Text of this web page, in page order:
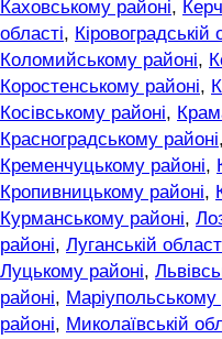
Каховському районі,
області, Кіровоградській
Коломийському районі,
Коростенському районі,
Косівському районі,
Красноградському районі,
Кременчуцькому районі,
Кропивницькому районі,
Курманському районі,
районі, Луганській
Луцькому районі,
районі, Маріупольському
районі, Миколаївській